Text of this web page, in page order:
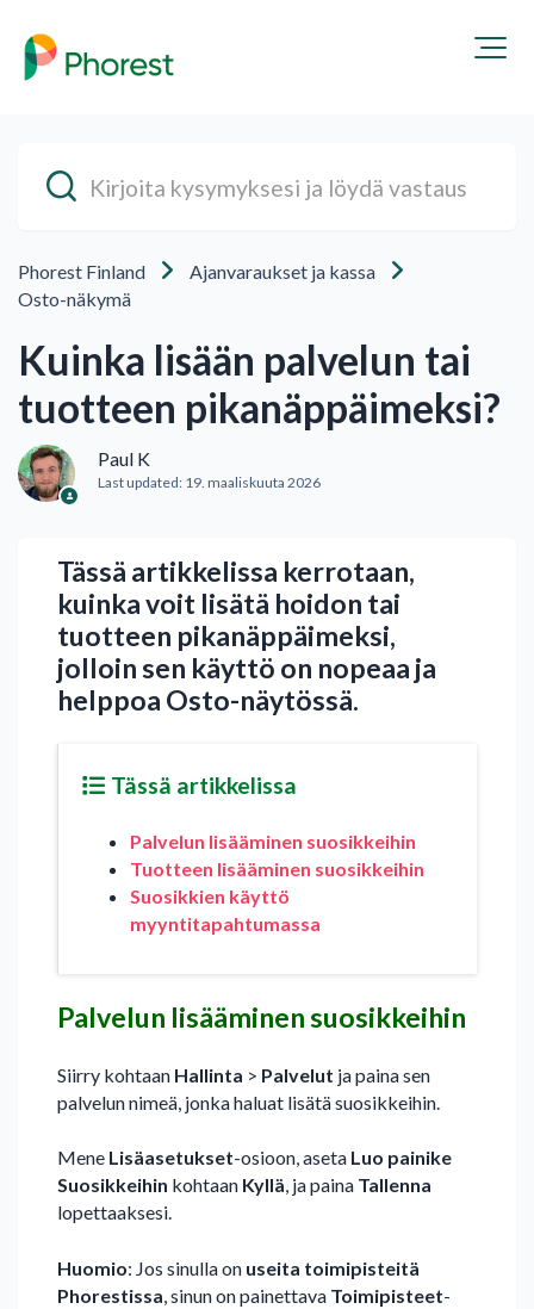
Phorest Finland
Ajanvaraukset ja kassa
Osto-näkymä
Kuinka lisään palvelun tai
tuotteen pikanäppäimeksi?
Paul K
Last updated: 19. maaliskuuta 2026
Tässä artikkelissa kerrotaan,
kuinka voit lisätä hoidon tai
tuotteen pikanäppäimeksi,
jolloin sen käyttö on nopeaa ja
helppoa Osto-näytössä.
Tässä artikkelissa
Palvelun lisääminen suosikkeihin
Tuotteen lisääminen suosikkeihin
Suosikkien käyttö
myyntitapahtumassa
Palvelun lisääminen suosikkeihin
Siirry kohtaan Hallinta > Palvelut ja paina sen
palvelun nimeä, jonka haluat lisätä suosikkeihin.
Mene Lisäasetukset-osioon, aseta Luo painike
Suosikkeihin kohtaan Kyllä, ja paina Tallenna
lopettaaksesi.
Huomio: Jos sinulla on useita toimipisteitä
Phorestissa , sinun on painettava Toimipisteet-